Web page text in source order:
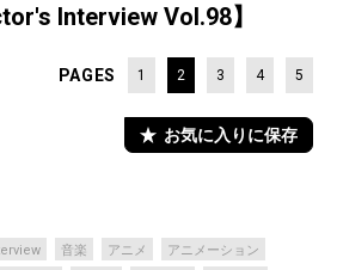
Interview Vol.98】
PAGES 1 2 3 4 5
お気に入りに保存
音楽 アニメ
アニメーション